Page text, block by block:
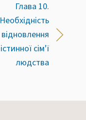
Глава 10.
Необхідність
відновлення
істинної сім'ї
людства